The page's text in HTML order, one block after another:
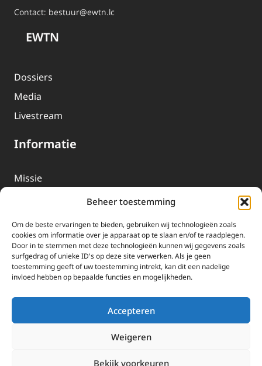
Beheer toestemming
Om de beste ervaringen te bieden, gebruiken wij technologieën zoals
cookies om informatie over je apparaat op te slaan en/of te raadplegen.
Door in te stemmen met deze technologieën kunnen wij gegevens zoals
surfgedrag of unieke ID's op deze site verwerken. Als je geen
toestemming geeft of uw toestemming intrekt, kan dit een nadelige
invloed hebben op bepaalde functies en mogelijkheden.
Accepteren
Weigeren
Bekijk voorkeuren
Contact: bestuur@ewtn.lc
EWTN
Dossiers
Media
Livestream
Informatie
Missie
EWTN-Team
Organisatiegegevens
Doneren
EWTN wordt uitsluitend gefinancierd door uw donaties.
Wij ontvangen bewust geen advertentie-inkomsten of